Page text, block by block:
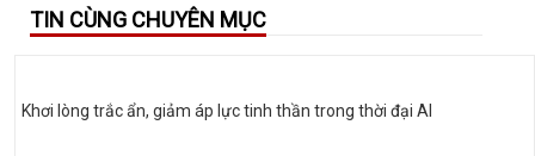
TIN CÙNG CHUYÊN MỤC
Khơi lòng trắc ẩn, giảm áp lực tinh thần trong thời đại AI